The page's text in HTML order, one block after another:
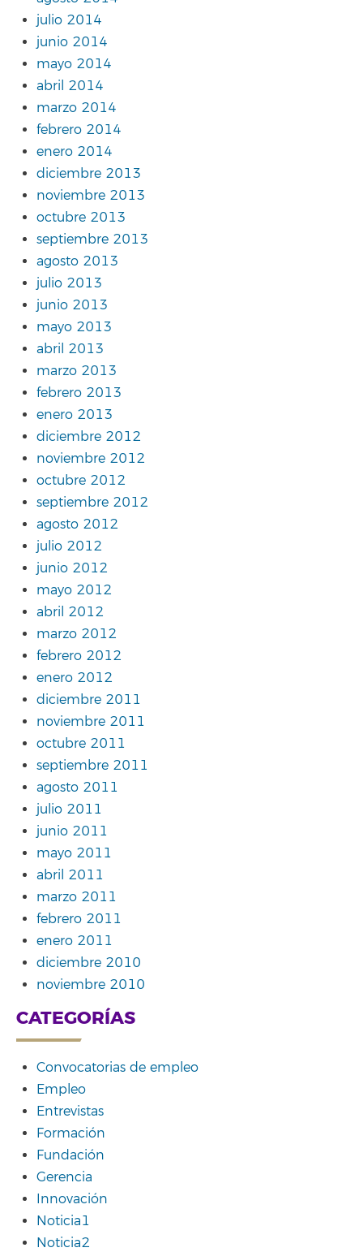
julio 2014
junio 2014
mayo 2014
abril 2014
marzo 2014
febrero 2014
enero 2014
diciembre 2013
noviembre 2013
octubre 2013
septiembre 2013
agosto 2013
julio 2013
junio 2013
mayo 2013
abril 2013
marzo 2013
febrero 2013
enero 2013
diciembre 2012
noviembre 2012
octubre 2012
septiembre 2012
agosto 2012
julio 2012
junio 2012
mayo 2012
abril 2012
marzo 2012
febrero 2012
enero 2012
diciembre 2011
noviembre 2011
octubre 2011
septiembre 2011
agosto 2011
julio 2011
junio 2011
mayo 2011
abril 2011
marzo 2011
febrero 2011
enero 2011
diciembre 2010
noviembre 2010
CATEGORÍAS
Convocatorias de empleo
Empleo
Entrevistas
Formación
Fundación
Gerencia
Innovación
Noticia1
Noticia2